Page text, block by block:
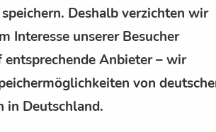
Deshalb verzichten wir
Interesse unserer Besucher
entsprechende Anbieter – wir
von
in Deutschland.